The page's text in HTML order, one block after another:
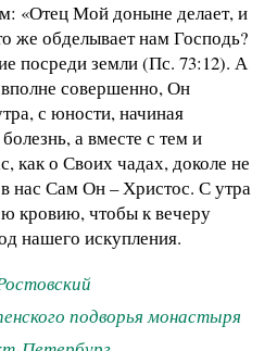
«Отец Мой доныне делает, и
же обделывает нам Господь?
посреди земли (Пс. 73:12). А
совершенно, Он
с юности, начиная
а вместе с тем и
как о Своих чадах, доколе не
нас Сам Он – Христос. С утра
кровию, чтобы к вечеру
нашего искупления.
подворья монастыря